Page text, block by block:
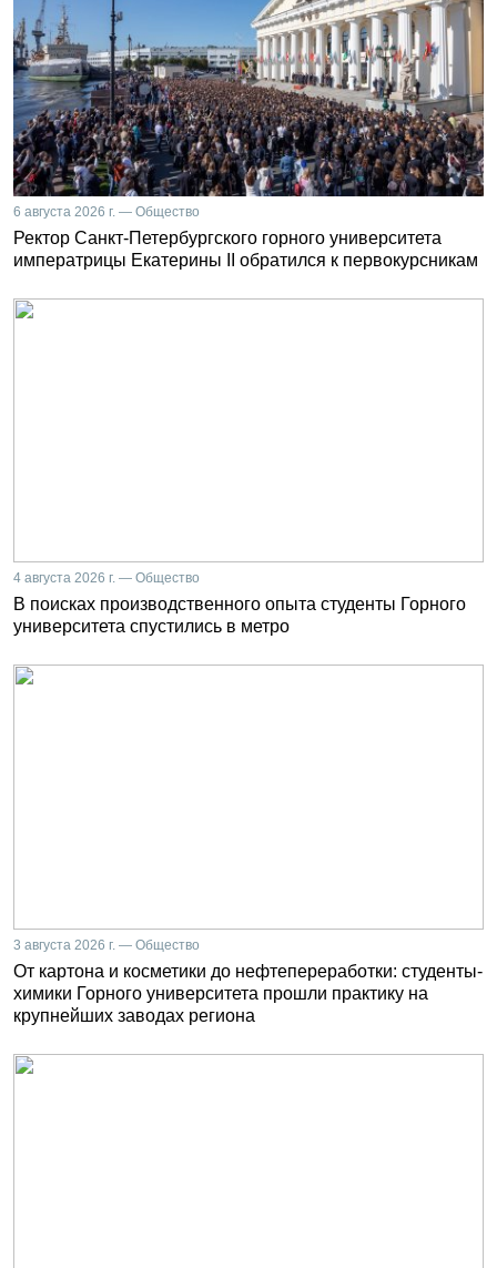
6 августа 2026 г. — Общество
Ректор Санкт-Петербургского горного университета
императрицы Екатерины II обратился к первокурсникам
4 августа 2026 г. — Общество
В поисках производственного опыта студенты Горного
университета спустились в метро
3 августа 2026 г. — Общество
От картона и косметики до нефтепереработки: студенты-
химики Горного университета прошли практику на
крупнейших заводах региона